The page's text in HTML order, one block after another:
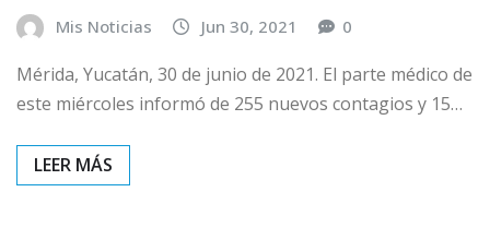
Mis Noticias Jun 30, 2021 0
Mérida, Yucatán, 30 de junio de 2021. El parte médico de
este miércoles informó de 255 nuevos contagios y 15…